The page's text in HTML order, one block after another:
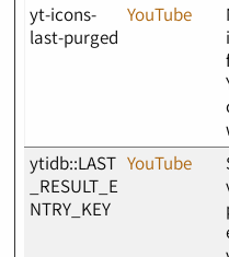
yt-icons-
last-purged
YouTube
ytidb::LAST
_RESULT_E
NTRY_KEY
YouTube